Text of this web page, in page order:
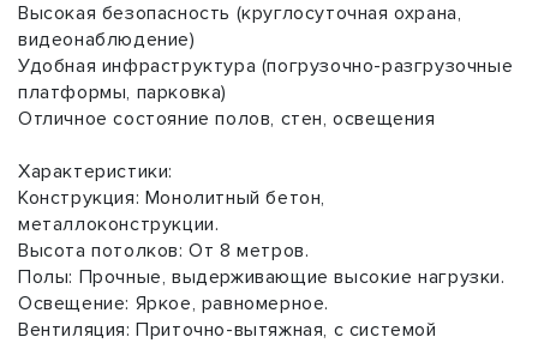
Высокая безопасность (круглосуточная охрана,
видеонаблюдение)
Удобная инфраструктура (погрузочно-разгрузочные
платформы, парковка)
Отличное состояние полов, стен, освещения
Характеристики:
Конструкция: Монолитный бетон,
металлоконструкции.
Высота потолков: От 8 метров.
Полы: Прочные, выдерживающие высокие нагрузки.
Освещение: Яркое, равномерное.
Вентиляция: Приточно-вытяжная, с системой